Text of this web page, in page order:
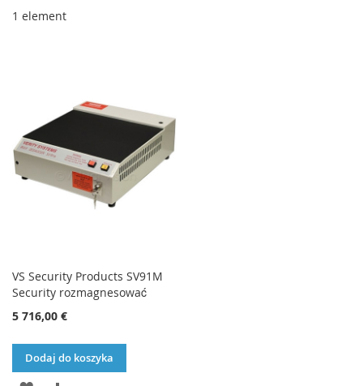
1 element
VS Security Products SV91M
Security rozmagnesować
5 716,00 €
Dodaj do koszyka